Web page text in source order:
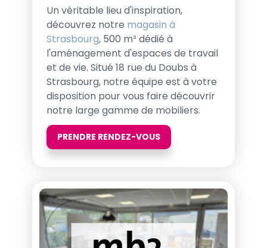
Un véritable lieu d'inspiration,
découvrez notre magasin à
Strasbourg, 500 m² dédié à
l'aménagement d'espaces de travail
et de vie. Situé 18 rue du Doubs à
Strasbourg, notre équipe est à votre
disposition pour vous faire découvrir
notre large gamme de mobiliers.
PRENDRE RENDEZ-VOUS